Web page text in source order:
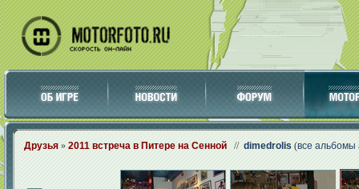
Друзья » 2011 встреча в Питере на Сенной // dimedrolis (все альбомы